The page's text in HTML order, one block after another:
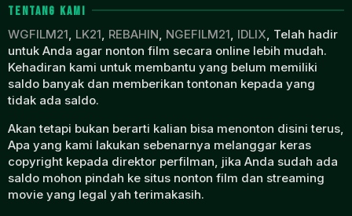
TENTANG KAMI
WGFILM21, LK21, REBAHIN, NGEFILM21, IDLIX, Telah hadir
untuk Anda agar nonton film secara online lebih mudah.
Kehadiran kami untuk membantu yang belum memiliki
saldo banyak dan memberikan tontonan kepada yang
tidak ada saldo.
Akan tetapi bukan berarti kalian bisa menonton disini terus,
Apa yang kami lakukan sebenarnya melanggar keras
copyright kepada direktor perfilman, jika Anda sudah ada
saldo mohon pindah ke situs nonton film dan streaming
movie yang legal yah terimakasih.